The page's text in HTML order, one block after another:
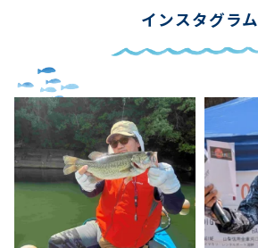
インスタグラム